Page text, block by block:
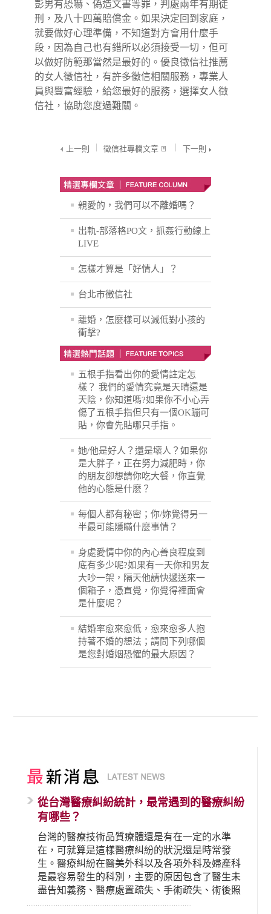
彭男有恐嚇、偽造文書等罪，判處兩年有期徒
刑，及八十四萬賠償金。如果決定回到家庭，
就要做好心理準備，不知道對方會用什麼手
段，因為自己也有錯所以必須接受一切，但可
以做好防範那當然是最好的。優良徵信社推薦
的女人徵信社，有許多徵信相關服務，專業人
員與豐富經驗，給您最好的服務，選擇女人徵
信社，協助您度過難關。
上一則 徵信社專欄文章 下一則
親愛的，我們可以不離婚嗎？
出軌-部落格PO文，抓姦行動線上
LIVE
怎樣才算是「好情人」？
台北市徵信社
離婚，怎麼樣可以減低對小孩的
衝擊?
五根手指看出你的愛情註定怎
樣？ 我們的愛情究竟是天晴還是
天陰，你知道嗎?如果你不小心弄
傷了五根手指但只有一個OK蹦可
貼，你會先貼哪只手指。
她/他是好人？還是壞人？如果你
是大胖子，正在努力減肥時，你
的朋友卻想請你吃大餐，你直覺
他的心態是什麽？
每個人都有秘密；你/妳覺得另一
半最可能隱瞞什麼事情？
身處愛情中你的內心善良程度到
底有多少呢?如果有一天你和男友
大吵一架，隔天他請快遞送來一
個箱子，憑直覺，你覺得裡面會
是什麼呢？
結婚率愈來愈低，愈來愈多人抱
持著不婚的想法；請問下列哪個
是您對婚姻恐懼的最大原因？
從台灣醫療糾紛統計，最常遇到的醫療糾紛
有哪些？
台灣的醫療技術品質療體還是有在一定的水準
在，可就算是這樣醫療糾紛的狀況還是時常發
生。醫療糾紛在醫美外科以及各項外科及婦產科
是最容易發生的科別，主要的原因包含了醫生未
盡告知義務、醫療處置疏失、手術疏失、術後照
顧失當、醫療費用的收取。雖然醫學進步，但醫